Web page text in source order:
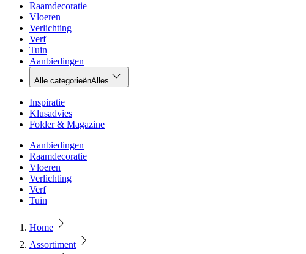
Raamdecoratie
Vloeren
Verlichting
Verf
Tuin
Aanbiedingen
Alle categorieënAlles
Inspiratie
Klusadvies
Folder & Magazine
Aanbiedingen
Raamdecoratie
Vloeren
Verlichting
Verf
Tuin
Home
Assortiment